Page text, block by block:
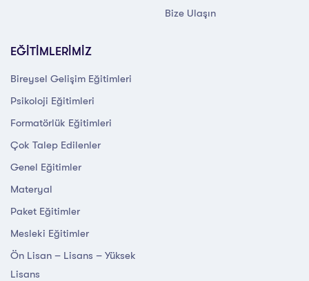
Bize Ulaşın
EĞİTİMLERİMİZ
Bireysel Gelişim Eğitimleri
Psikoloji Eğitimleri
Formatörlük Eğitimleri
Çok Talep Edilenler
Genel Eğitimler
Materyal
Paket Eğitimler
Mesleki Eğitimler
Ön Lisan – Lisans – Yüksek
Lisans